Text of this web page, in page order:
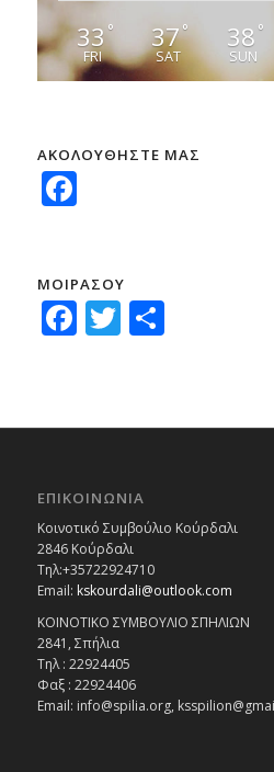
33°
FRI
37°
SAT
38 °
SUN
ΑΚΟΛΟΥΘΗΣΤΕ ΜΑΣ
Facebook
ΜΟΙΡΑΣΟΥ
Facebook
Twitter
ΕΠΙΚΟΙΝΩΝΙΑ
Κοινοτικό Συμβούλιο Κούρδαλι
2846 Κούρδαλι
Τηλ:+35722924710
Email: kskourdali@outlook.com
ΚΟΙΝΟΤΙΚΟ ΣΥΜΒΟΥΛΙΟ ΣΠΗΛΙΩΝ
2841, Σπήλια
Τηλ : 22924405
Φαξ : 22924406
Email: info@spilia.org,